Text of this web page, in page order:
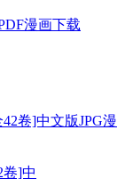
漫画下载
]中